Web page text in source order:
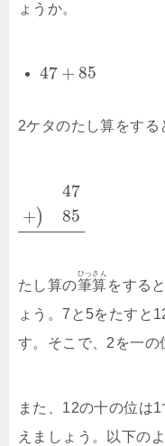
ょうか。
47 + 85
2ケタのたし算をする
+)
47
85
たし算の筆算
ひっさん
をする
ょう。7と5をたすと
す。そこで、2を一の
また、12の十の位は
えましょう。以下の